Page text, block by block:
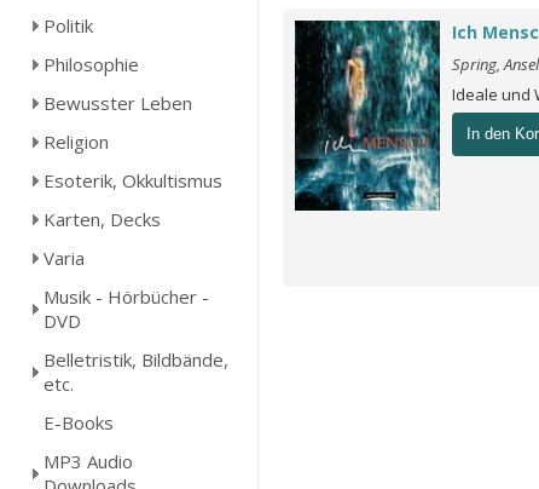
Politik
Philosophie
Bewusster Leben
Religion
Esoterik, Okkultismus
Karten, Decks
Varia
Musik - Hörbücher -
DVD
Belletristik, Bildbände,
etc.
E-Books
MP3 Audio
Ich
Spring,
Ideale und
In den